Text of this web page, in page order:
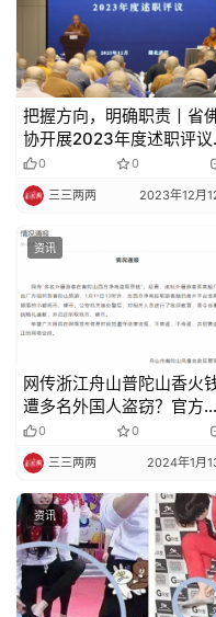
礼
视
频
纪
录
佛
教
术
政
策
法
规
责
把握方向，明确职责丨省
协开展2023年度述职评议
作0 0
三三两两 2023年12月
资讯
网传浙江舟山普陀山香火
遭多名外国人盗窃？官方通
报来了！
0 0
三三两两 2024年1月
资讯